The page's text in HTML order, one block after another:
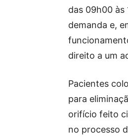
das 09h00 às
demanda e,
direito a um
Pacientes
para
orifício feito
no processo